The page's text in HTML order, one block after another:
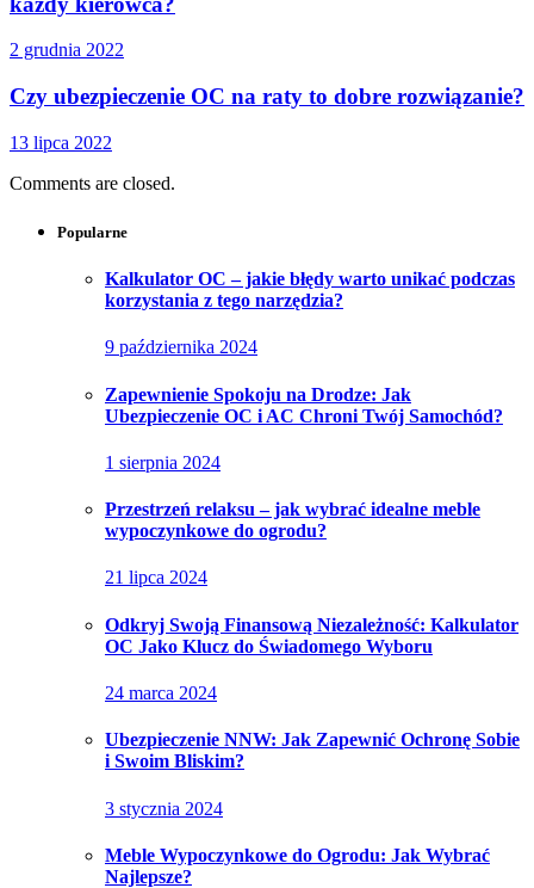
2 grudnia 2022
Czy ubezpieczenie OC na raty to dobre rozwiązanie?
13 lipca 2022
Comments are closed.
Popularne
Kalkulator OC – jakie błędy warto unikać podczas
korzystania z tego narzędzia?
9 października 2024
Zapewnienie Spokoju na Drodze: Jak
Ubezpieczenie OC i AC Chroni Twój Samochód?
1 sierpnia 2024
Przestrzeń relaksu – jak wybrać idealne meble
wypoczynkowe do ogrodu?
21 lipca 2024
Odkryj Swoją Finansową Niezależność: Kalkulator
OC Jako Klucz do Świadomego Wyboru
24 marca 2024
Ubezpieczenie NNW: Jak Zapewnić Ochronę Sobie
i Swoim Bliskim?
3 stycznia 2024
Meble Wypoczynkowe do Ogrodu: Jak Wybrać
Najlepsze?